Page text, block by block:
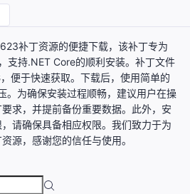
补丁资源的便捷下载，该补丁专为
支持.NET Core的顺利安装。补丁文件
便于快速获取。下载后，使用简单的
。为确保安装过程顺畅，建议用户在操
求，并提前备份重要数据。此外，安
请确保具备相应权限。我们致力于为
源，感谢您的信任与使用。